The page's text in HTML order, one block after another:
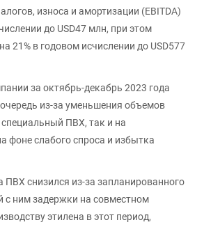
износа и амортизации (EBITDA)
до USD47 млн, при этом
21% в годовом исчислении до USD577
за октябрь-декабрь 2023 года
из-за уменьшения объемов
ПВХ, так и на
фоне слабого спроса и избытка
ПВХ снизился из-за запланированного
с ним задержки на совместном
этилена в этот период,